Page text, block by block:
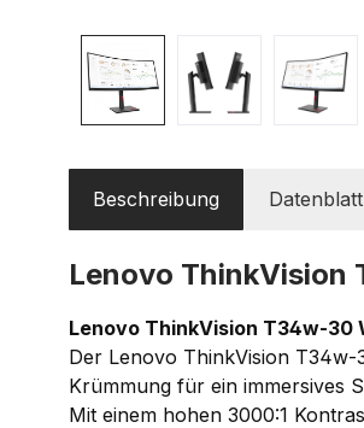
Beschreibung Datenblatt
Lenovo ThinkVision
Lenovo ThinkVision T34w-30
Der Lenovo ThinkVision
Krümmung für ein immersives
Mit einem hohen 3000:1